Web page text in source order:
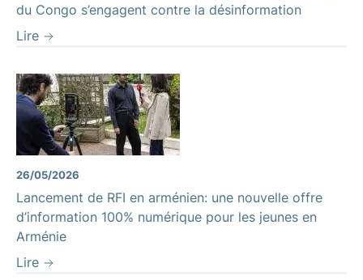
du Congo s’engagent contre la désinformation
Lire
26/05/2026
Lancement de RFI en arménien: une nouvelle offre
d’information 100% numérique pour les jeunes en
Arménie
Lire